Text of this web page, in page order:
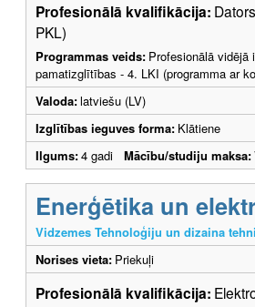
Profesionālā kvalifikācija:
PKL)
Programmas veids: Profesionālā vidējā
pamatizglītības - 4. LKI (programma ar
Valoda:latviešu (LV)
Izglītības ieguves forma: Klātiene
Ilgums:4 gadi Mācību/studiju maksa:
Enerģētika un
Vidzemes Tehnoloģiju un dizaina
Norises vieta: Priekuļi
Profesionālā kvalifikācija: